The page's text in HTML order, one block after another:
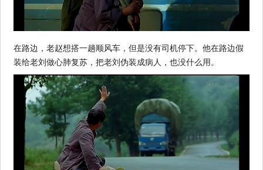
在路边，老赵想搭一趟顺风车，但是没有司机停下。他在路边假
装给老刘做心肺复苏，把老刘伪装成病人，也没什么用。